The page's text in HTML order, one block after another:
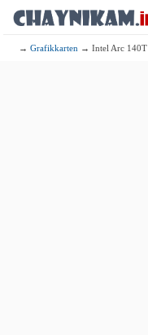
→Grafikkarten → Intel Arc 140T